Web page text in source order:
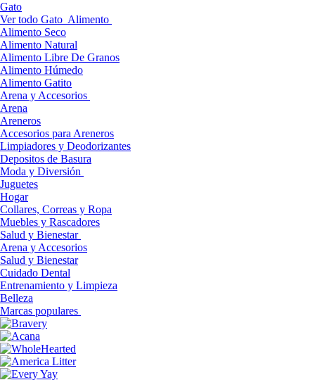
Gato
Ver todo Gato Alimento
Alimento Seco
Alimento Natural
Alimento Libre De Granos
Alimento Húmedo
Alimento Gatito
Arena y Accesorios
Arena
Areneros
Accesorios para Areneros
Limpiadores y Deodorizantes
Depositos de Basura
Moda y Diversión
Juguetes
Hogar
Collares, Correas y Ropa
Muebles y Rascadores
Salud y Bienestar
Arena y Accesorios
Salud y Bienestar
Cuidado Dental
Entrenamiento y Limpieza
Belleza
Marcas populares